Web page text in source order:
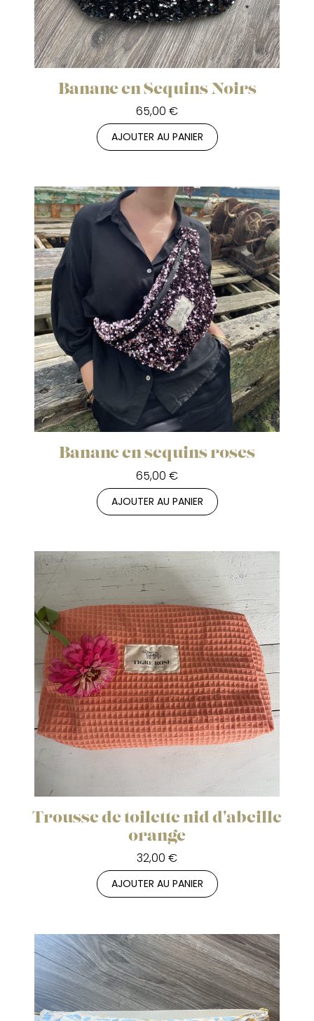
Banane en Sequins Noirs
65,00 €
AJOUTER AU PANIER
Banane en sequins roses
65,00 €
AJOUTER AU PANIER
Trousse de toilette nid d'abeille
orange
32,00 €
AJOUTER AU PANIER